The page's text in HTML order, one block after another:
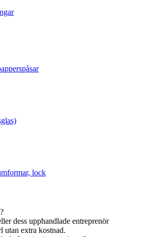
lock
dess upphandlade entreprenör
utan extra kostnad.